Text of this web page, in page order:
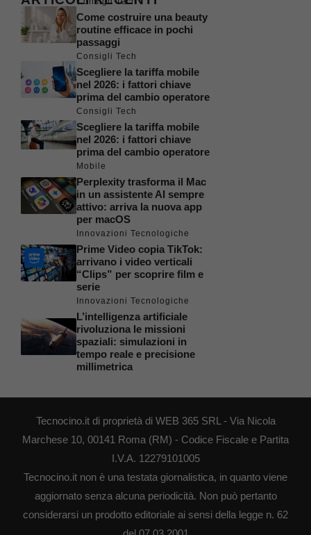
Come costruire una beauty
routine efficace in pochi
passaggi
Consigli Tech
Scegliere la tariffa mobile
nel 2026: i fattori chiave
prima del cambio operatore
Consigli Tech
Scegliere la tariffa mobile
nel 2026: i fattori chiave
prima del cambio operatore
Mobile
Perplexity trasforma il Mac
in un assistente AI sempre
attivo: arriva la nuova app
per macOS
Innovazioni Tecnologiche
Prime Video copia TikTok:
arrivano i video verticali
“Clips” per scoprire film e
serie
Innovazioni Tecnologiche
L’intelligenza artificiale
rivoluziona le missioni
spaziali: simulazioni in
tempo reale e precisione
millimetrica
Tecnocino.it di proprietà di WEB 365 SRL - Via Nicola
Marchese 10, 00141 Roma (RM) - Codice Fiscale e Partita
I.V.A. 12279101005
Tecnocino.it non è una testata giornalistica, in quanto viene
aggiornato senza alcuna periodicità. Non può pertanto
considerarsi un prodotto editoriale ai sensi della legge n. 62